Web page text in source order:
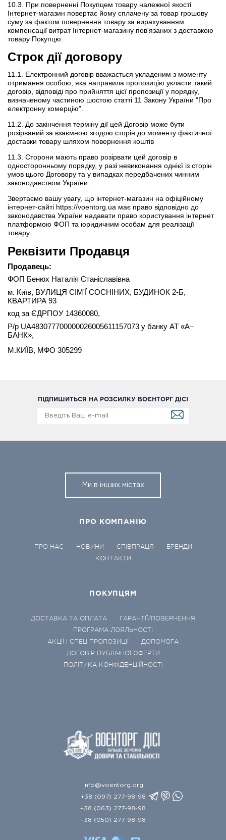
10.3. При поверненні Покупцем товару належної якості
Інтернет-магазин повертає йому сплачену за товар грошову
суму за фактом повернення товару за вирахуванням
компенсації витрат Інтернет-магазину пов'язаних з доставкою
товару Покупцю.
Строк дії договору
11.1. Електронний договір вважається укладеним з моменту
отримання особою, яка направила пропозицію укласти такий
договір, відповіді про прийняття цієї пропозиції у порядку,
визначеному частиною шостою статті 11 Закону України "Про
електронну комерцію".
11.2. До закінчення терміну дії цей Договір може бути
розірваний за взаємною згодою сторін до моменту фактичної
доставки товару шляхом повернення коштів
11.3. Сторони мають право розірвати цей договір в
односторонньому порядку, у разі невиконання однієї із сторін
умов цього Договору та у випадках передбачених чинним
законодавством України.
Звертаємо вашу увагу, що інтернет-магазин на офіційному
інтернет-сайті https://voentorg.ua має право відповідно до
законодавства України надавати право користування інтернет
платформою ФОП та юридичним особам для реалізації
товару.
Реквізити Продавця
Продавець:
ФОП Бенюх Наталія Станіславівна
м. Київ, ВУЛИЦЯ СІМ'Ї СОСНІНИХ, БУДИНОК 2-Б,
КВАРТИРА 93
код за ЄДРПОУ 14360080,
Р/р UA483077700000026005611157073 у банку АТ «А–
БАНК»,
М.КИЇВ, МФО 305299
ПІДПИШИТЬСЯ НА РОЗСИЛКУ ВОЄНТОРГ ДІСІ
Ми в інших містах
ПРО КОМПАНІЮ
ПРО НАС НОВИНИ СПІВПРАЦЯ
БРЕНДИ
КОНТАКТИ
ПОКУПЦЯМ
ДОСТАВКА ТА ОПЛАТА
ГАРАНТІЇ/ПОВЕРНЕННЯ
ПРОГРАМА ЛОЯЛЬНОСТІ
АКЦІЇ І СПЕЦ ПРОПОЗИЦІЇ
ДОПОМОГА
ДОГОВІР ПУБЛІЧНОЇ ОФЕРТИ
ПОЛІТИКА КОНФІДЕНЦІЙНОСТІ
info@voentorg.org
+38 (097) 277-98-98
+38 (063) 277-98-98
+38 (050) 277-98-98